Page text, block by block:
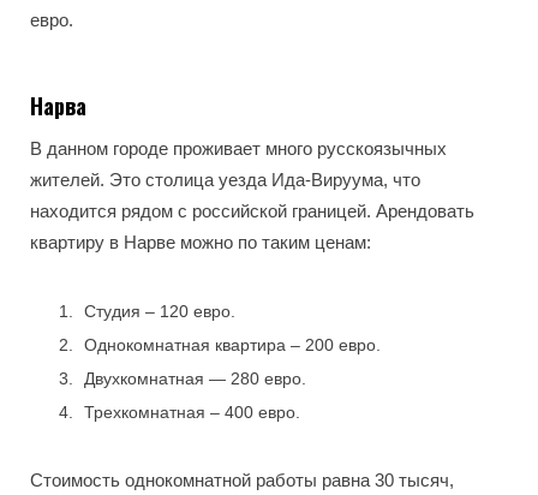
евро.
Нарва
В данном городе проживает много русскоязычных
жителей. Это столица уезда Ида-Вируума, что
находится рядом с российской границей. Арендовать
квартиру в Нарве можно по таким ценам:
Студия – 120 евро.
Однокомнатная квартира – 200 евро.
Двухкомнатная — 280 евро.
Трехкомнатная – 400 евро.
Стоимость однокомнатной работы равна 30 тысяч,